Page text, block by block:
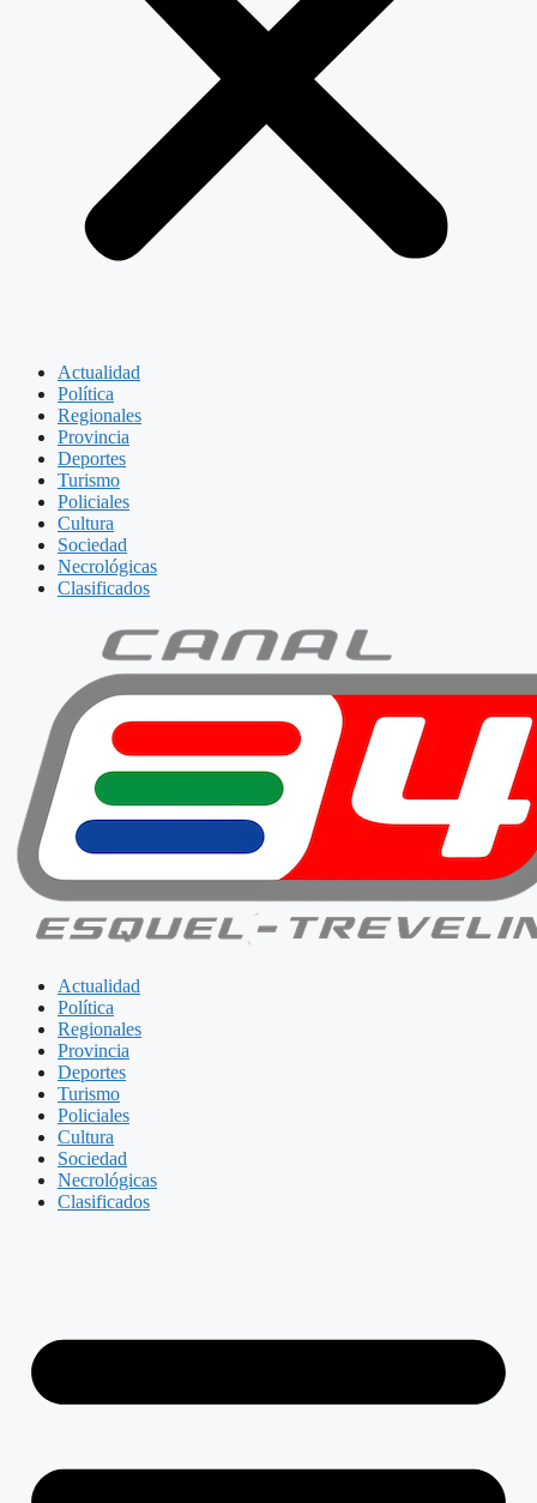
Actualidad
Política
Regionales
Provincia
Deportes
Turismo
Policiales
Cultura
Sociedad
Necrológicas
Clasificados
Actualidad
Política
Regionales
Provincia
Deportes
Turismo
Policiales
Cultura
Sociedad
Necrológicas
Clasificados